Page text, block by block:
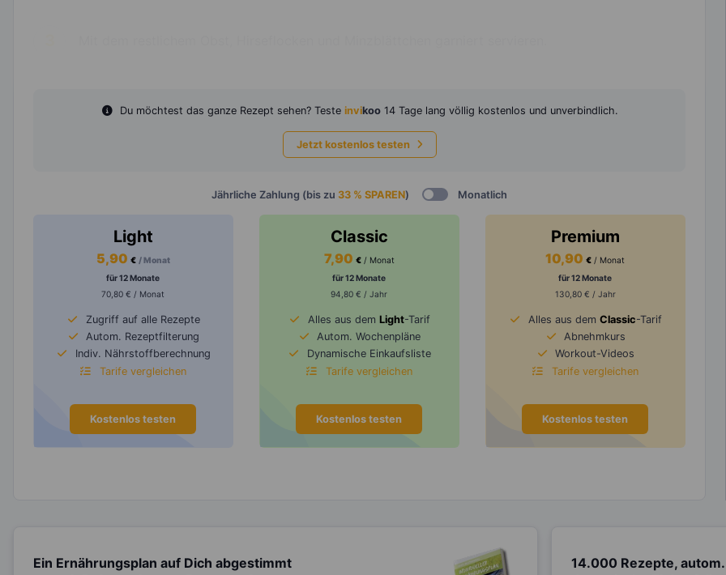
Du möchtest das ganze Rezept sehen? Teste invikoo 14 Tage lang völlig kostenlos und unverbindlich.
Jetzt kostenlos testen
Jährliche Zahlung (bis zu 33 % SPAREN) Monatlich
Light
5,90 € / Monat
für 12 Monate
70,80 € / Monat
Zugriff auf alle Rezepte
Autom. Rezeptfilterung
Indiv. Nährstoffberechnung
Tarife vergleichen
Kostenlos testen
Classic
7,90 € / Monat
für 12 Monate
94,80 € / Jahr
Alles aus dem Light-Tarif
Autom. Wochenpläne
Dynamische Einkaufsliste
Tarife vergleichen
Kostenlos testen
Premium
10,90€ / Monat
für 12 Monate
130,80 € / Jahr
Alles aus dem Classic-Tarif
Abnehmkurs
Workout-Videos
Tarife vergleichen
Kostenlos testen
Ein Ernährungsplan auf Dich abgestimmt
14.000 Rezepte,